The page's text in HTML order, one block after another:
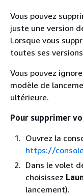
Vous pouvez
juste une version
Lorsque vous
toutes ses
Vous pouvez
modèle de
ultérieure.
Pour supprimer
Ouvrez la
https://
Dans le volet
choisissez
lancement).